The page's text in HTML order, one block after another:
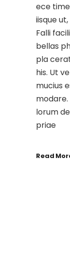
ece
iisque
Falli
bellas
pla
his. Ut
mucius
modare.
lorum
priae
Read